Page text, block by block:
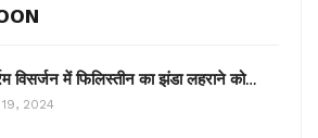
विसर्जन में फिलिस्तीन का झंडा लहराने को…
2024